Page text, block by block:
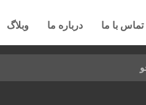
تماس با ما درباره ما وبلاگ